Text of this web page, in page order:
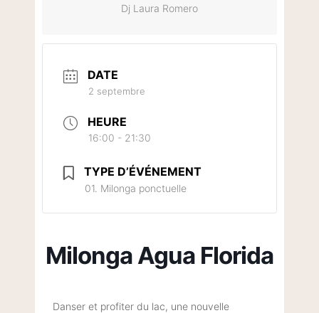
Dj Laura Romero
DATE
2 septembre
HEURE
16:00 - 21:30
TYPE D’ÉVÉNEMENT
01. Milonga ponctuelle
Milonga Agua Florida
Danser et profiter du lac, une nouvelle